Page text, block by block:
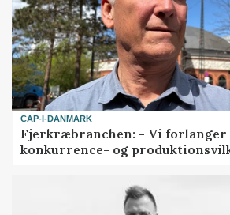
CAP-I-DANMARK
Fjerkræbranchen: - Vi forlanger
konkurrence- og